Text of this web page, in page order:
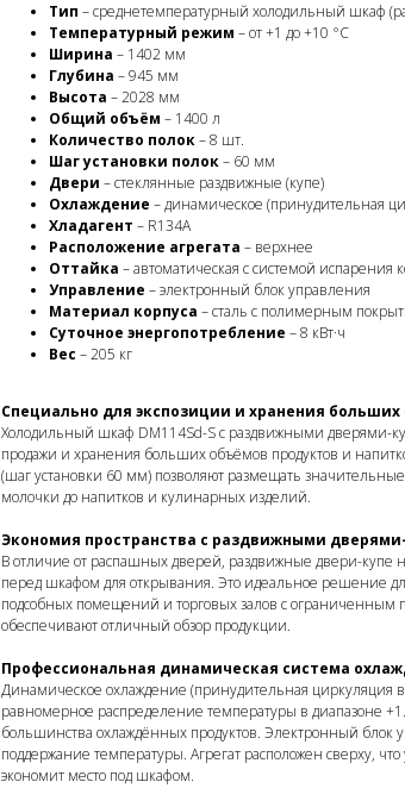
Тип – среднетемпературный холодильный шкаф
Температурный режим – от +1 до +10 °C
Ширина – 1402 мм
Глубина – 945 мм
Высота – 2028 мм
Общий объём – 1400 л
Количество полок– 8 шт.
Шаг установки полок– 60 мм
Двери – стеклянные раздвижные (купе)
Охлаждение – динамическое (принудительная
Хладагент – R134A
Расположение агрегата – верхнее
Оттайка – автоматическая с системой испарения
Управление – электронный блок управления
Материал корпуса – сталь с полимерным
Суточное энергопотребление – 8 кВт·ч
Вес – 205 кг
Специально для экспозиции и хранения
Холодильный шкаф DM114Sd-S с раздвижными дверями-
продажи и хранения больших объёмов продуктов и
(шаг установки 60 мм) позволяют размещать
молочки до напитков и кулинарных изделий.
Экономия пространства с раздвижными
В отличие от распашных дверей, раздвижные двери-купе
перед шкафом для открывания. Это идеальное решение
подсобных помещений и торговых залов с ограниченным
обеспечивают отличный обзор продукции.
Профессиональная динамическая система
Динамическое охлаждение (принудительная циркуляция
равномерное распределение температуры в диапазоне
большинства охлаждённых продуктов. Электронный блок
поддержание температуры. Агрегат расположен сверху,
экономит место под шкафом.